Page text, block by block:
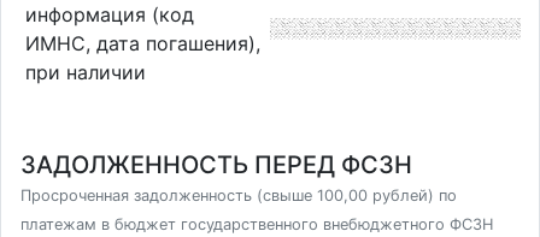
информация (код
ИМНС, дата погашения),
при наличии
ЗАДОЛЖЕННОСТЬ ПЕРЕД ФСЗН
Просроченная задолженность (свыше 100,00 рублей) по
платежам в бюджет государственного внебюджетного ФСЗН